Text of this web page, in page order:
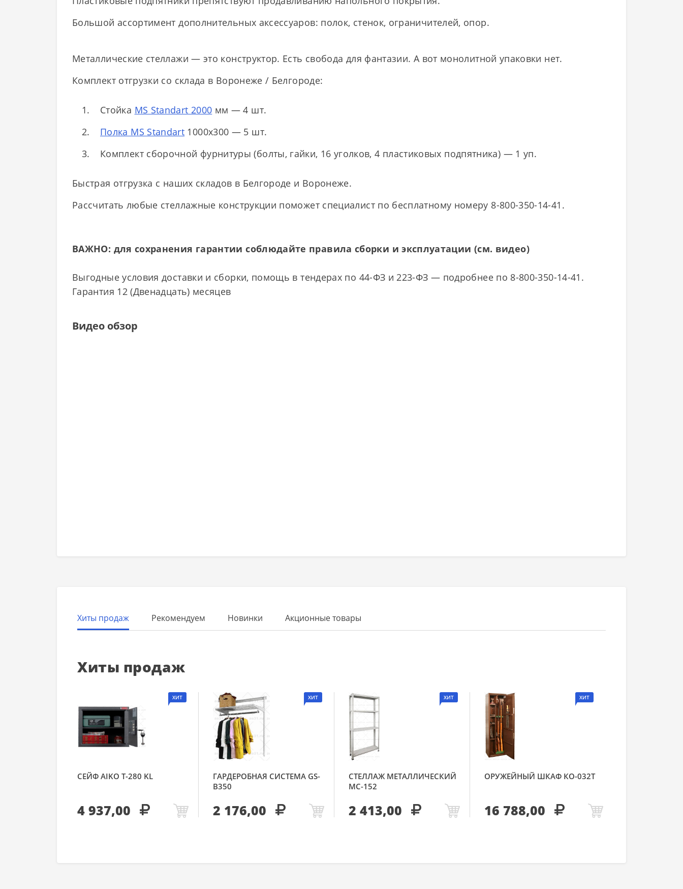
Большой ассортимент дополнительных аксессуаров: полок, стенок, ограничителей, опор.
Металлические стеллажи — это конструктор. Есть свобода для фантазии. А вот монолитной упаковки нет.
Комплект отгрузки со склада в Воронеже / Белгороде:
Стойка MS Standart 2000 мм — 4 шт.
Полка MS Standart 1000х300 — 5 шт.
Комплект сборочной фурнитуры (болты, гайки, 16 уголков, 4 пластиковых подпятника) — 1 уп.
Быстрая отгрузка с наших складов в Белгороде и Воронеже.
Рассчитать любые стеллажные конструкции поможет специалист по бесплатному номеру 8-800-350-14-41.
ВАЖНО: для сохранения гарантии соблюдайте правила сборки и эксплуатации (см. видео)
Выгодные условия доставки и сборки, помощь в тендерах по 44-ФЗ и 223-ФЗ — подробнее по 8-800-350-14-41.
Гарантия 12 (Двенадцать) месяцев
Видео обзор
Хиты продаж Рекомендуем Новинки Акционные товары
Хиты продаж
ХИТ
СЕЙФ AIKO Т-280 KL
4 937,00
ХИТ
ГАРДЕРОБНАЯ СИСТЕМА GS-
В350
2 176,00
ХИТ
СТЕЛЛАЖ МЕТАЛЛИЧЕСКИЙ
МС-152
2 413,00
ХИТ
ОРУЖЕЙНЫЙ ШКАФ КО-032Т
16 788,00